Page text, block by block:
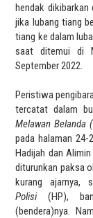
hendak dikibarkan
jika lubang tiang
tiang ke dalam
saat ditemui di
September 2022.
Peristiwa
tercatat dalam
Melawan Belanda
pada halaman
Hadijah dan
diturunkan paksa
kurang ajarnya,
Polisi(HP),
(bendera)nya.